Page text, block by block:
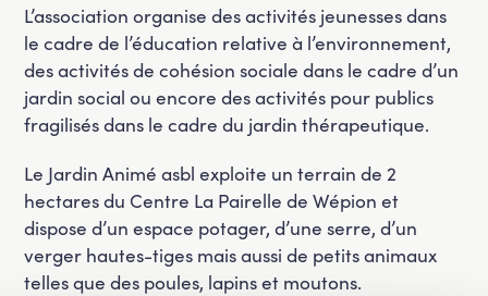
L’association organise des activités jeunesses dans
le cadre de l’éducation relative à l’environnement,
des activités de cohésion sociale dans le cadre d’un
jardin social ou encore des activités pour publics
fragilisés dans le cadre du jardin thérapeutique.
Le Jardin Animé asbl exploite un terrain de 2
hectares du Centre La Pairelle de Wépion et
dispose d’un espace potager, d’une serre, d’un
verger hautes-tiges mais aussi de petits animaux
telles que des poules, lapins et moutons.